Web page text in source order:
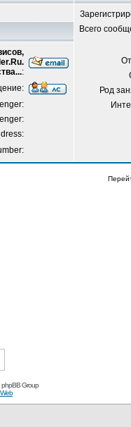
Всего
Род
:
Group